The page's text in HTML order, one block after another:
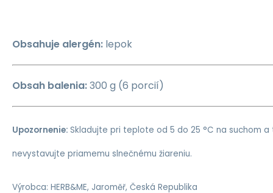
Obsahuje alergén: lepok
Obsah balenia:300 g (6 porcií)
Upozornenie: Skladujte pri teplote od 5 do 25 °C na suchom
nevystavujte priamemu slnečnému žiareniu.
Výrobca: HERB&ME, Jaroměř, Česká Republika